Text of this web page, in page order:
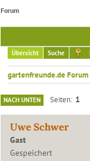
Forum
Übersicht Suche
gartenfreunde.de Forum
NACH UNTEN Seiten 1
Uwe Schwer
Gast
Gespeichert